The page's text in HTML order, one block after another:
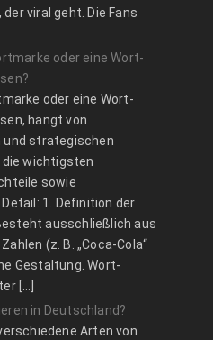
viral geht. Die Fans
oder eine Wort-
oder eine Wort-
hängt von
und strategischen
die wichtigsten
sowie
1. Definition der
ausschließlich aus
(z. B. „Coca-Cola“
Gestaltung. Wort-
[…]
in Deutschland?
Arten von